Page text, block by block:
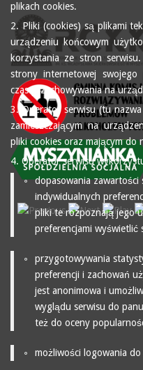
plikach cookies.
2. Pliki (cookies) są plikami
urządzeniu końcowym
korzystania ze stron
strony internetowej swojego
czas przechowywania na
3. Operator serwisu (tu
zamieszczającym na
pliki cookies oraz mającym do
4. Operator serwisu
dopasowania
indywidualnych
pliki te rozpoznają jego
preferencjami wyświetlić
przygotowywania
preferencji i zachowań
jest anonimowa i
wyglądu serwisu do
też do oceny
możliwości logowania do